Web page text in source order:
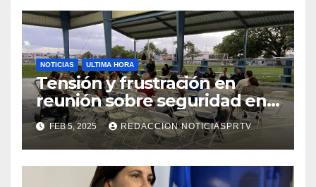
NOTICIAS ULTIMA HORA
Tensión y frustración en
reunión sobre seguridad en
Reparto Metropolitano
FEB 5, 2025 REDACCION NOTICIASPRTV